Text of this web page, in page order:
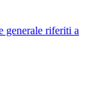
generale riferiti a